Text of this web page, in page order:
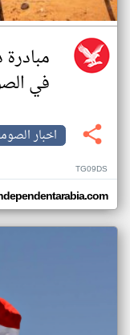
في
اخبار
TG09DS